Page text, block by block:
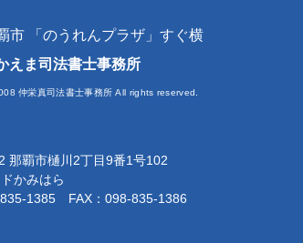
市 「のうれんプラザ」すぐ横
えま司法書士事務所
仲栄真司法書士事務所 All rights reserved.
那覇市樋川2丁目9番1号102
かみはら
1385 FAX：098-835-1386